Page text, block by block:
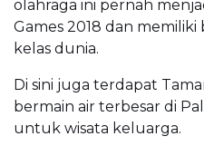
olahraga ini pernah
Games 2018 dan memiliki
kelas dunia.
Di sini juga terdapat
bermain air terbesar di
untuk wisata keluarga.